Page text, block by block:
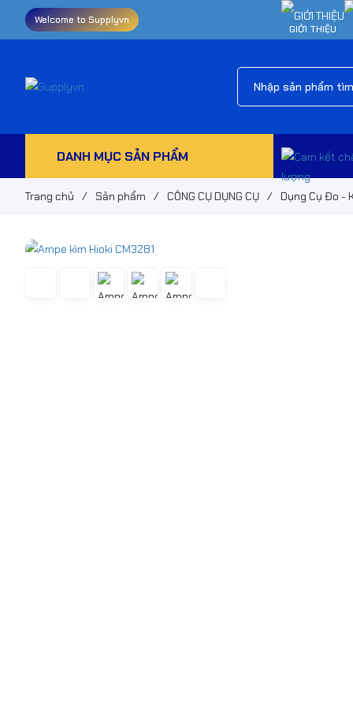
Welcome to Supplyvn
GIỚI THIỆU
DANH MỤC SẢN PHẨM
Trang chủ / Sản phẩm / CÔNG CỤ DỤNG CỤ / Dụng Cụ Đo -